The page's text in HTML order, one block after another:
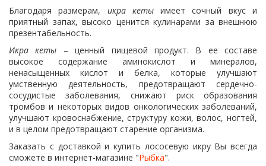
Благодаря размерам, икра кетыимеет сочный вкус и
приятный запах, высоко ценится кулинарами за внешнюю
презентабельность.
Икра кеты – ценный пищевой продукт. В ее составе
высокое содержание аминокислот и минералов,
ненасыщенных кислот и белка, которые улучшают
умственную деятельность, предотвращают сердечно-
сосудистые заболевания, снижают риск образования
тромбов и некоторых видов онкологических заболеваний,
улучшают кровоснабжение, структуру кожи, волос, ногтей,
и в целом предотвращают старение организма.
Заказать с доставкой и купить лососевую икру Вы всегда
сможете в интернет-магазине "Рыбка".